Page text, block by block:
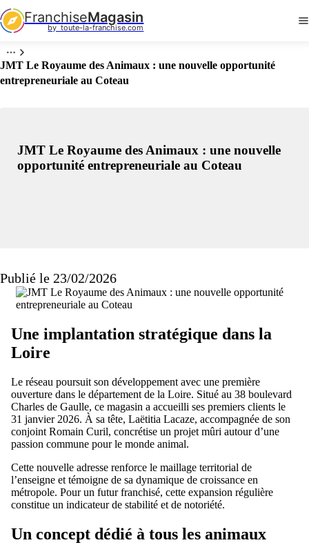
FranchiseMagasin
by  toute-la-franchise.com
JMT Le Royaume des Animaux : une nouvelle opportunité
entrepreneuriale au Coteau
JMT Le Royaume des Animaux : une nouvelle
opportunité entrepreneuriale au Coteau
Publié le 23/02/2026
Une implantation stratégique dans la
Loire
Le réseau poursuit son développement avec une première
ouverture dans le département de la Loire. Situé au 38 boulevard
Charles de Gaulle, ce magasin a accueilli ses premiers clients le
31 janvier 2026. À sa tête, Laëtitia Lacaze, accompagnée de son
conjoint Romain Curil, concrétise un projet mûri autour d’une
passion commune pour le monde animal.
Cette nouvelle adresse renforce le maillage territorial de
l’enseigne et témoigne de sa dynamique de croissance en
métropole. Pour un futur franchisé, cette expansion régulière
constitue un indicateur de stabilité et de notoriété.
Un concept dédié à tous les animaux